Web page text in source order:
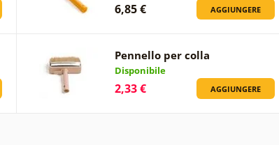
6,85 € AGGIUNGERE
Pennello per colla
Disponibile
2,33 € AGGIUNGERE